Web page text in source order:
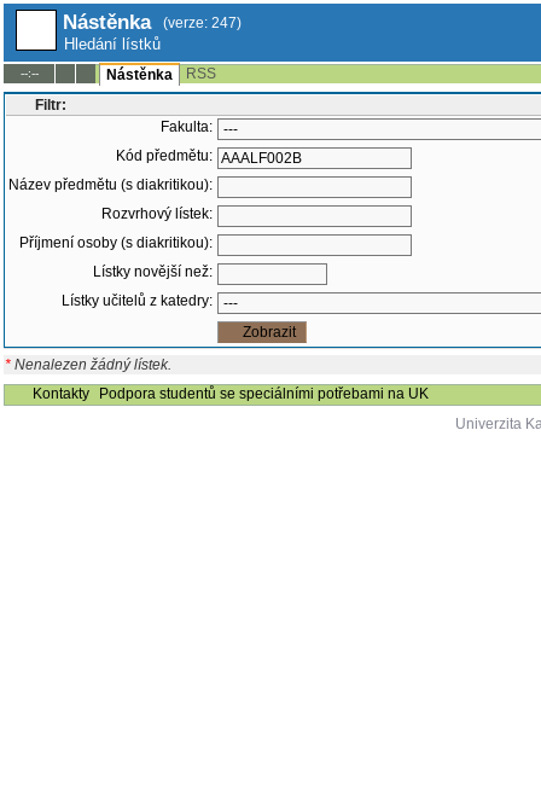
Nástěnka (verze: 247)
Hledání lístků
--:-- Nástěnka
RSS
Filtr:
Fakulta:
Kód předmětu:
Název předmětu (s diakritikou):
Rozvrhový lístek:
Příjmení osoby (s diakritikou):
Lístky novější než:
Lístky učitelů z katedry:
* Nenalezen žádný lístek.
Kontakty
Podpora studentů se speciálními potřebami na UK
Univerzita